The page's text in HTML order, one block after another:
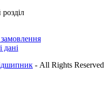
дані
- All Rights Reserved